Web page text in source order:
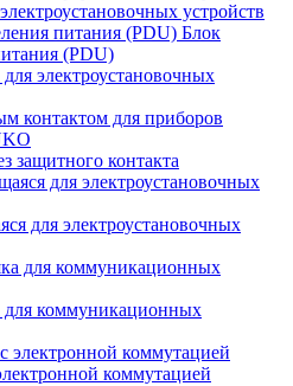
устройств
Блок
(PDU)
электроустановочных
контактом для приборов
защитного контакта
для электроустановочных
коммуникационных
коммутацией